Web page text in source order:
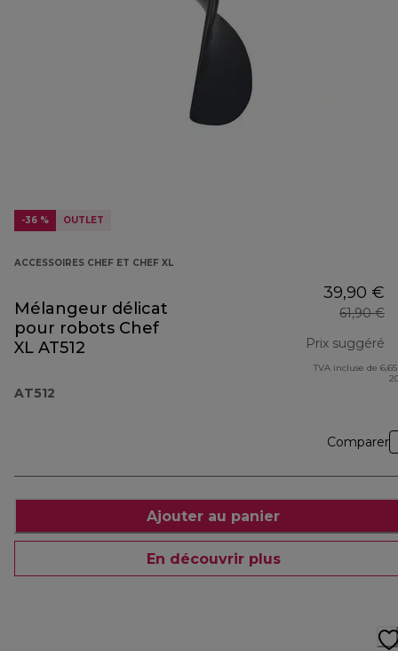
-36 % OUTLET
ACCESSOIRES CHEF ET CHEF XL
Mélangeur délicat
pour robots Chef
XL AT512
AT512
39,90 €
61,90 €
Prix suggéré
TVA incluse de
Comparer
Ajouter au panier
En découvrir plus